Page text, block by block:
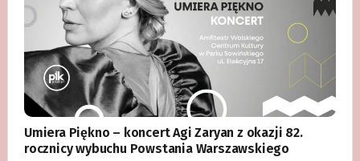
Umiera Piękno – koncert Agi Zaryan z okazji 82.
rocznicy wybuchu Powstania Warszawskiego